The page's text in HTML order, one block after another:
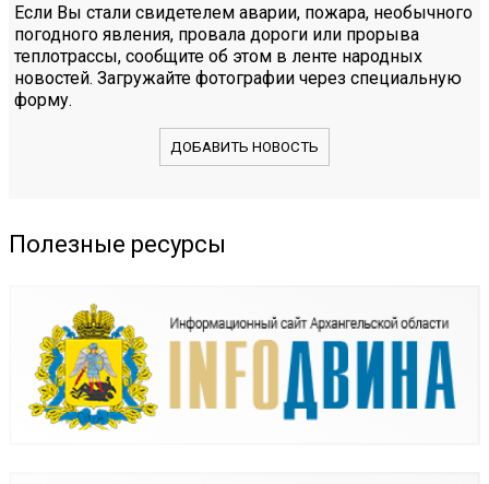
Если Вы стали свидетелем аварии, пожара, необычного
погодного явления, провала дороги или прорыва
теплотрассы, сообщите об этом в ленте народных
новостей. Загружайте фотографии через специальную
форму.
ДОБАВИТЬ НОВОСТЬ
Полезные ресурсы